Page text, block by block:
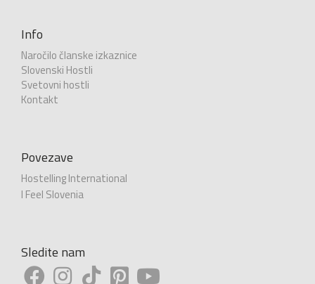
Info
Naročilo članske izkaznice
Slovenski Hostli
Svetovni hostli
Kontakt
Povezave
Hostelling International
I Feel Slovenia
Sledite nam